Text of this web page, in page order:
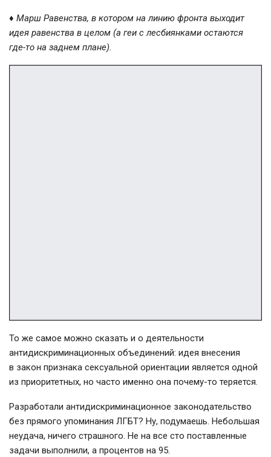
♦ Марш Равенства, в котором на линию фронта выходит
идея равенства в целом (а геи с лесбиянками остаются
где-то на заднем плане).
То же самое можно сказать и о деятельности
антидискриминационных объединений: идея внесения
в закон признака сексуальной ориентации является одной
из приоритетных, но часто именно она почему-то теряется.
Разработали антидискриминационное законодательство
без прямого упоминания ЛГБТ? Ну, подумаешь. Небольшая
неудача, ничего страшного. Не на все сто поставленные
задачи выполнили, а процентов на 95.